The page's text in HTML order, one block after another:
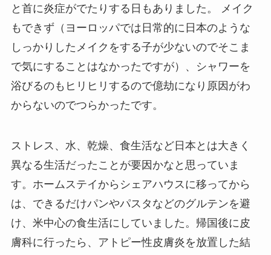
と首に炎症がでたりする日もありました。 メイク
もできず（ヨーロッパでは日常的に日本のような
しっかりしたメイクをする子が少ないのでそこま
で気にすることはなかったですが）、シャワーを
浴びるのもヒリヒリするので億劫になり原因がわ
からないのでつらかったです。
ストレス、水、乾燥、食生活など日本とは大きく
異なる生活だったことが要因かなと思っていま
す。ホームステイからシェアハウスに移ってから
は、できるだけパンやパスタなどのグルテンを避
け、米中心の食生活にしていました。帰国後に皮
膚科に行ったら、アトピー性皮膚炎を放置した結